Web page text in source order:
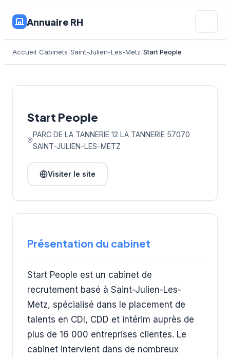
Annuaire RH
Accueil Cabinets Saint-Julien-Les-Metz Start People
Start People
PARC DE LA TANNERIE 12 LA TANNERIE 57070
SAINT-JULIEN-LES-METZ
Visiter le site
Présentation du cabinet
Start People est un cabinet de
recrutement basé à Saint-Julien-Les-
Metz, spécialisé dans le placement de
talents en CDI, CDD et intérim auprès de
plus de 16 000 entreprises clientes. Le
cabinet intervient dans de nombreux